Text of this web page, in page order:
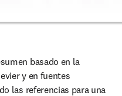
basado en la
y en fuentes
las referencias para una